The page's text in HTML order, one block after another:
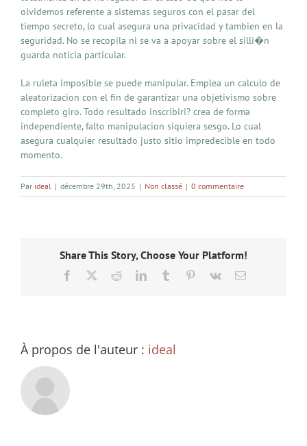
olvidemos referente a sistemas seguros con el pasar del
tiempo secreto, lo cual asegura una privacidad y tambien en la
seguridad. No se recopila ni se va a apoyar sobre el silli�n
guarda noticia particular.
La ruleta imposible se puede manipular. Emplea un calculo de
aleatorizacion con el fin de garantizar una objetivismo sobre
completo giro. Todo resultado inscribiri? crea de forma
independiente, falto manipulacion siquiera sesgo. Lo cual
asegura cualquier resultado justo sitio impredecible en todo
momento.
Par ideal | décembre 29th, 2025 | Non classé | 0 commentaire
Share This Story, Choose Your Platform!
Facebook RedditLinkedInTumblr Pinterest
Vk Email
À propos de l'auteur : ideal